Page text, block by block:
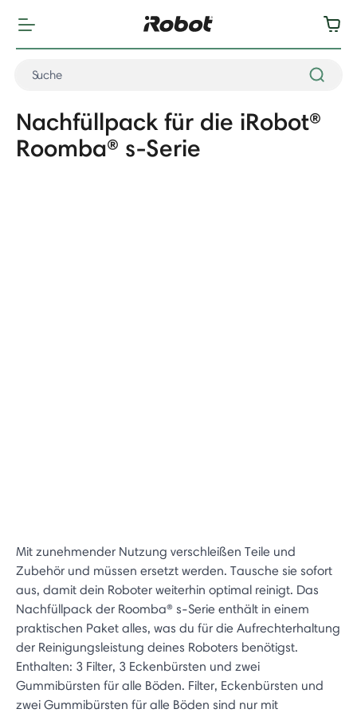
Nachfüllpack für die iRobot®
Roomba® s-Serie
Mit zunehmender Nutzung verschleißen Teile und
Zubehör und müssen ersetzt werden. Tausche sie sofort
aus, damit dein Roboter weiterhin optimal reinigt. Das
Nachfüllpack der Roomba® s-Serie enthält in einem
praktischen Paket alles, was du für die Aufrechterhaltung
der Reinigungsleistung deines Roboters benötigst.
Enthalten: 3 Filter, 3 Eckenbürsten und zwei
Gummibürsten für alle Böden. Filter, Eckenbürsten und
zwei Gummibürsten für alle Böden sind nur mit